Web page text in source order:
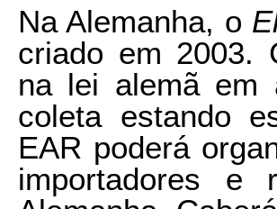
Na Alemanha, o
criado em 2003.
na lei alemã em
coleta estando
EAR poderá
importadores e